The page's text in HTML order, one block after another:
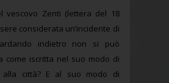
vescovo Zenti (lettera del 18
considerata un’incidente di
indietro non si può
come iscritta nel suo modo di
alla città? E al suo modo di